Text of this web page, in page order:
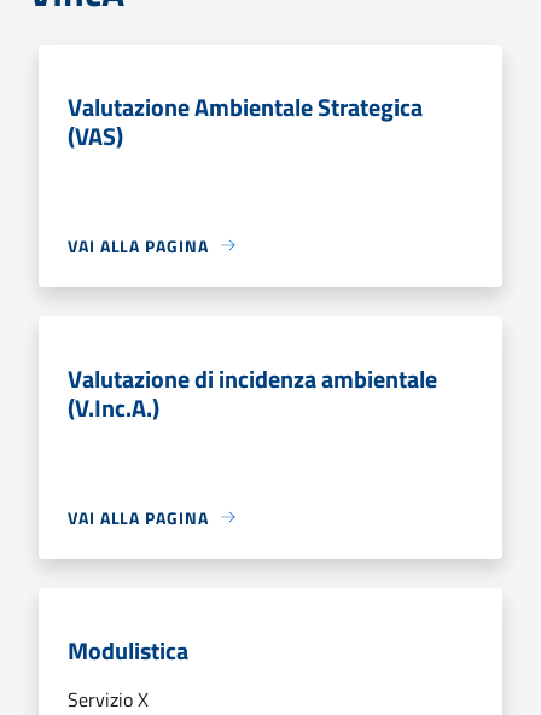
Valutazione Ambientale Strategica
(VAS)
VAI ALLA PAGINA
Valutazione di incidenza ambientale
(V.Inc.A.)
VAI ALLA PAGINA
Modulistica
Servizio X